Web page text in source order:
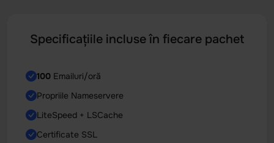
Specificațiile incluse în fiecare pachet
100 Emailuri/oră
Propriile Nameservere
LiteSpeed + LSCache
Certificate SSL